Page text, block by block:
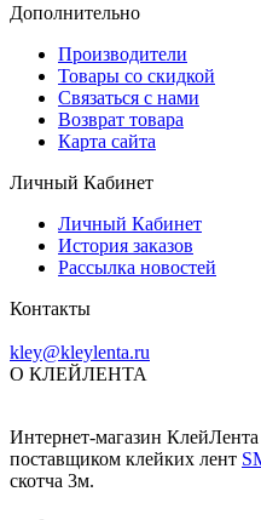
Дополнительно
Производители
Товары со скидкой
Связаться с нами
Возврат товара
Карта сайта
Личный Кабинет
Личный Кабинет
История заказов
Рассылка новостей
Контакты
kley@kleylenta.ru
О КЛЕЙЛЕНТА
Интернет-магазин
поставщиком клейких лент
скотча 3м.